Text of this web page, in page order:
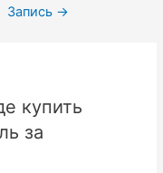
Запись →
купить
за